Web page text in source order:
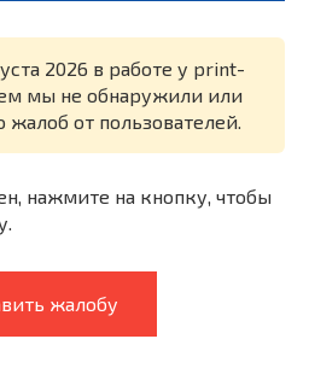
2026 в работе у print-
мы не обнаружили или
жалоб от пользователей.
нажмите на кнопку, чтобы
жалобу